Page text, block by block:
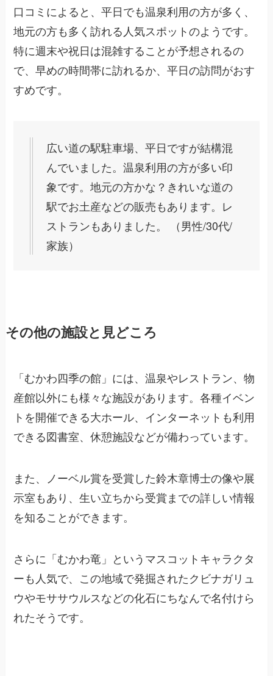
口コミによると、平日でも温泉利用の方が多く、
地元の方も多く訪れる人気スポットのようです。
特に週末や祝日は混雑することが予想されるの
で、早めの時間帯に訪れるか、平日の訪問がおす
すめです。
広い道の駅駐車場、平日ですが結構混
んでいました。温泉利用の方が多い印
象です。地元の方かな？きれいな道の
駅でお土産などの販売もあります。レ
ストランもありました。 （男性/30代/
家族）
その他の施設と見どころ
「むかわ四季の館」には、温泉やレストラン、物
産館以外にも様々な施設があります。各種イベン
トを開催できる大ホール、インターネットも利用
できる図書室、休憩施設などが備わっています。
また、ノーベル賞を受賞した鈴木章博士の像や展
示室もあり、生い立ちから受賞までの詳しい情報
を知ることができます。
さらに「むかわ竜」というマスコットキャラクタ
ーも人気で、この地域で発掘されたクビナガリュ
ウやモササウルスなどの化石にちなんで名付けら
れたそうです。